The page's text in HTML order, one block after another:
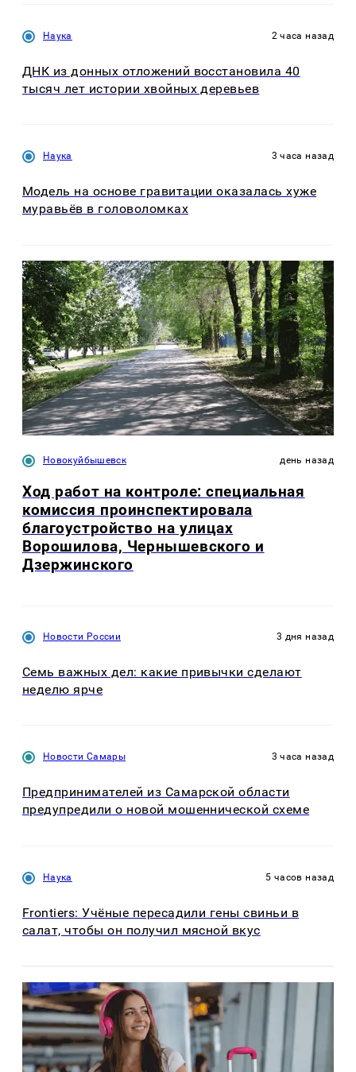
Наука 2 часа назад
ДНК из донных отложений восстановила 40
тысяч лет истории хвойных деревьев
Наука 3 часа назад
Модель на основе гравитации оказалась хуже
муравьёв в головоломках
Новокуйбышевск день назад
Ход работ на контроле: специальная
комиссия проинспектировала
благоустройство на улицах
Ворошилова, Чернышевского и
Дзержинского
Новости России 3 дня назад
Семь важных дел: какие привычки сделают
неделю ярче
Новости Самары 3 часа назад
Предпринимателей из Самарской области
предупредили о новой мошеннической схеме
Наука 5 часов назад
Frontiers: Учёные пересадили гены свиньи в
салат, чтобы он получил мясной вкус